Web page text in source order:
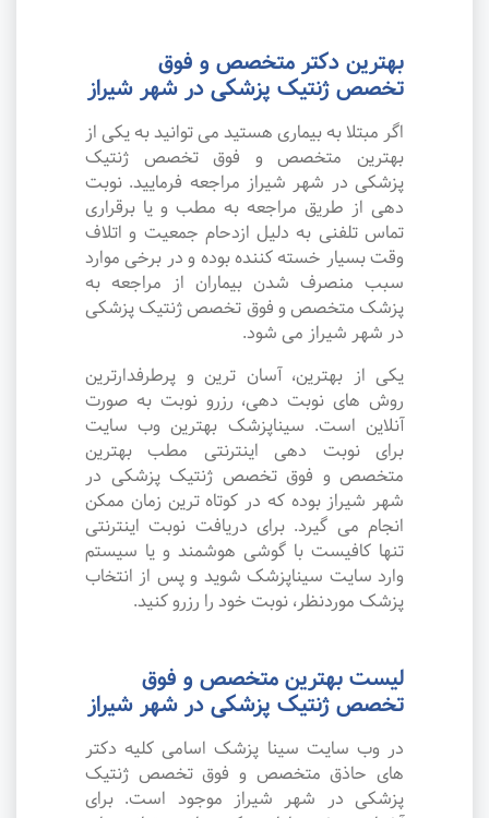
بهترین دکتر متخصص و فوق
تخصص ژنتیک پزشکی در شهر شیراز
اگر مبتلا به بیماری هستید می توانید به یکی از
بهترین متخصص و فوق تخصص ژنتیک
پزشکی در شهر شیراز مراجعه فرمایید. نوبت
دهی از طریق مراجعه به مطب و یا برقراری
تماس تلفنی به دلیل ازدحام جمعیت و اتلاف
وقت بسیار خسته کننده بوده و در برخی موارد
سبب منصرف شدن بیماران از مراجعه به
پزشک متخصص و فوق تخصص ژنتیک پزشکی
در شهر شیراز می شود.
یکی از بهترین، آسان ترین و پرطرفدارترین
روش های نوبت دهی، رزرو نوبت به صورت
آنلاین است. سیناپزشک بهترین وب سایت
برای نوبت دهی اینترنتی مطب بهترین
متخصص و فوق تخصص ژنتیک پزشکی در
شهر شیراز بوده که در کوتاه ترین زمان ممکن
انجام می گیرد. برای دریافت نوبت اینترنتی
تنها کافیست با گوشی هوشمند و یا سیستم
وارد سایت سیناپزشک شوید و پس از انتخاب
پزشک موردنظر، نوبت خود را رزرو کنید.
لیست بهترین متخصص و فوق
تخصص ژنتیک پزشکی در شهر شیراز
در وب سایت سینا پزشک اسامی کلیه دکتر
های حاذق متخصص و فوق تخصص ژنتیک
پزشکی در شهر شیراز موجود است. برای